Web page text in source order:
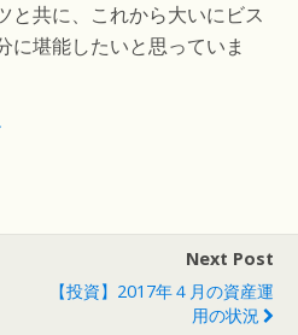
と共に、これから大いにビス
に堪能したいと思っていま
Next Post
【投資】2017年４月の資産運
用の状況